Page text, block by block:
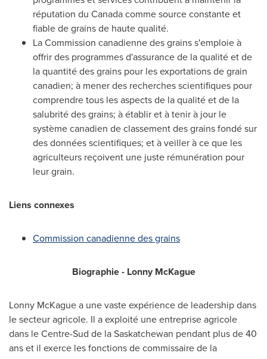
réputation du Canadacomme source constante et
fiable de grains de haute qualité.
La Commission canadienne des grains s'emploie à
offrir des programmes d'assurance de la qualité et de
la quantité des grains pour les exportations de grain
canadien; à mener des recherches scientifiques pour
comprendre tous les aspects de la qualité et de la
salubrité des grains; à établir et à tenir à jour le
système canadien de classement des grains fondé sur
des données scientifiques; et à veiller à ce que les
agriculteurs reçoivent une juste rémunération pour
leur grain.
Liens connexes
Commission canadienne des grains
Biographie - Lonny McKague
Lonny McKaguea une vaste expérience de leadership dans
le secteur agricole. Il a exploité une entreprise agricole
dans le Centre-Sud de laSaskatchewan pendant plus de 40
ans et il exerce les fonctions de commissaire de la